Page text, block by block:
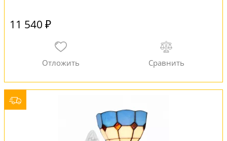
11 540 ₽